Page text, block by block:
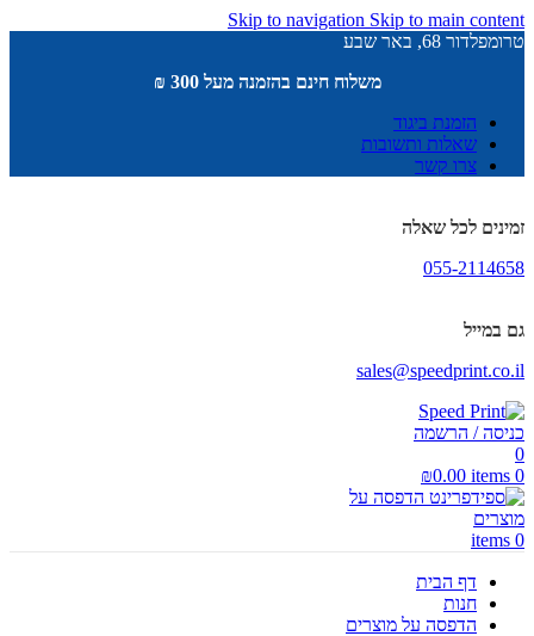
Skip to navigation Skip to main content
טרומפלדור 68, באר שבע
משלוח חינם בהזמנה מעל 300 ₪
הזמנת ביגוד
שאלות ותשובות
צרו קשר
זמינים לכל שאלה
055-2114658
גם במייל
sales@speedprint.co.il
כניסה / הרשמה
0
0
items
₪0.00
0
items
דף הבית
חנות
הדפסה על מוצרים